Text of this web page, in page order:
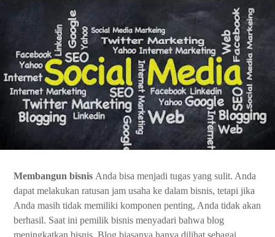
Membangun bisnis Anda bisa menjadi tugas yang sulit. Anda
dapat melakukan ratusan jam usaha ke dalam bisnis, tetapi jika
Anda masih tidak memiliki komponen penting, Anda tidak akan
berhasil. Saat ini pemilik bisnis menyadari bahwa blog